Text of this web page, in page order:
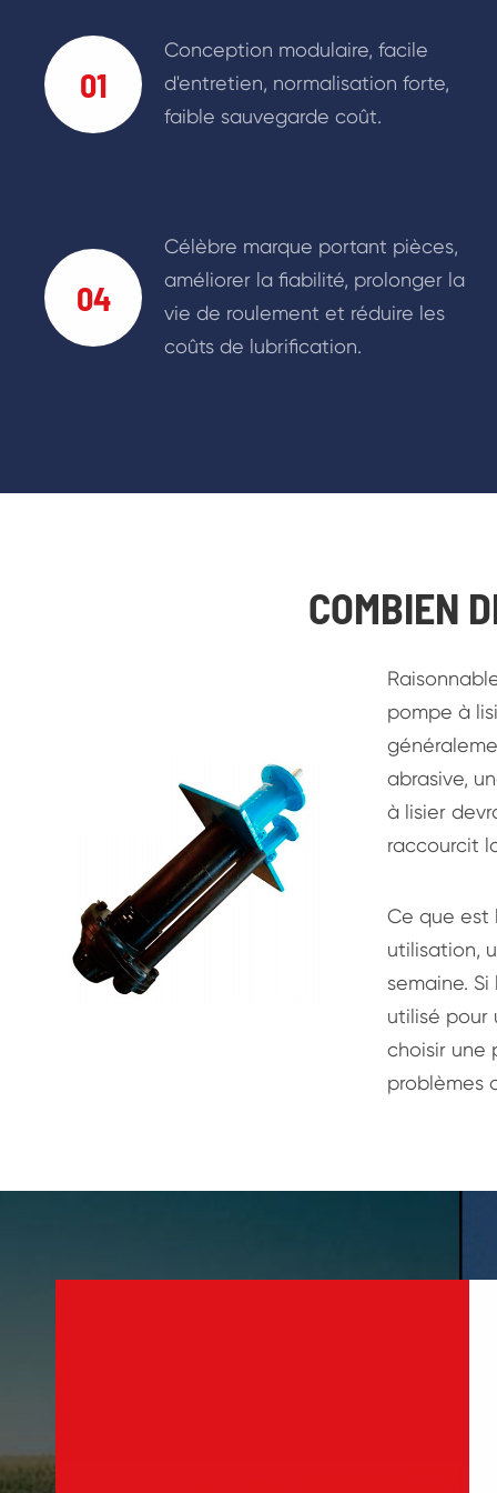
01
Conception modulaire, facile
d'entretien, normalisation forte,
faible sauvegarde coût.
04
Célèbre marque portant pièces,
améliorer la fiabilité, prolonger la
vie de roulement et réduire les
coûts de lubrification.
COMBIEN
pompe à
abrasive,
à lisier
raccourcit
Ce que est
utilisation,
semaine.
utilisé pour
choisir une
problèmes